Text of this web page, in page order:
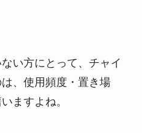
い方にとって、チャイ
、使用頻度・置き場
ますよね。